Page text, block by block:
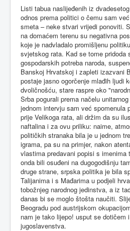
Listi tabua naslijeđenih iz
odnos prema politici o čemu sam
smeta – neke stvari vrijedi ponoviti.
na domaćem terenu su negativna
koje je nadvladalo promišljenu
svjetskog rata. Kad se tome pridoda
gospodarskih potreba naroda,
Banskoj Hrvatskoj i zapleti izazvani
postaje jasno ogorčenje mlađih ljudi
dvoličnošću, stare raspre oko
Srba pogurali prema načelu
jednom intervju sam već spomenula
prije Velikoga rata, ali držim da su
naftalina i za ovu priliku: naime,
političkih stranaka bila je u jednom
igrama, pa su na primjer, nakon
vlastima predavani popisi s imenima
onda bili osuđeni na dugogodišnju
druge strane, srpska politika je bila
Talijanima i s Mađarima u podjeli
tobožnjeg narodnog jedinstva, a iz
danas bi se moglo štošta naučiti.
Beogradu pod austrijskom
nam je tako lijepo! usput se dotičem
jugoslavenstva.